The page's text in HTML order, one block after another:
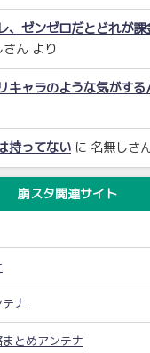
、ゼンゼロだとどれが
さん より
キャラのような気がす
持ってない に 名無しさ
崩スタ関連サイト
ナ
とめアンテナ